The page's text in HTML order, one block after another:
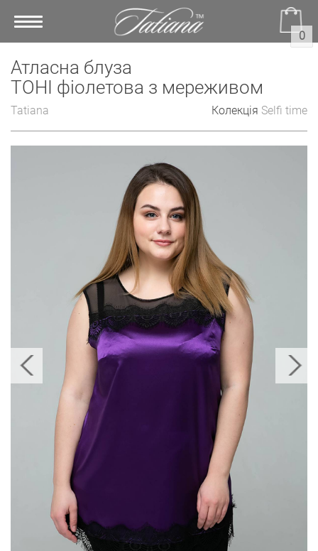
Toggle
0
Атласна блуза
ТОНІ фіолетова з мереживом
Tatiana Колекція Selfi time